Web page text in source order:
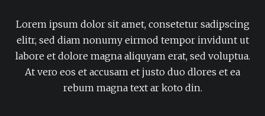
Lorem ipsum dolor sit amet, consetetur sadipscing
elitr, sed diam nonumy eirmod tempor invidunt ut
labore et dolore magna aliquyam erat, sed voluptua.
At vero eos et accusam et justo duo dlores et ea
rebum magna text ar koto din.